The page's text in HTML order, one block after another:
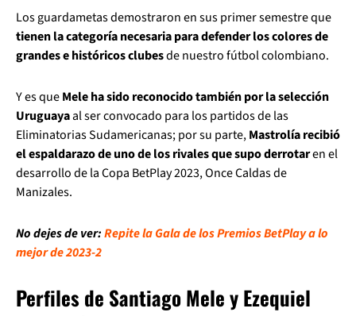
Los guardametas demostraron en sus primer semestre que
tienen la categoría necesaria para defender los colores de
grandes e históricos clubesde nuestro fútbol colombiano.
Y es queMele ha sido reconocido también por la selección
Uruguayaal ser convocado para los partidos de las
Eliminatorias Sudamericanas; por su parte,Mastrolía recibió
el espaldarazo de uno de los rivales que supo derrotaren el
desarrollo de la Copa BetPlay 2023, Once Caldas de
Manizales.
No dejes de ver:Repite la Gala de los Premios BetPlay a lo
mejor de 2023-2
Perfiles de Santiago Mele y Ezequiel